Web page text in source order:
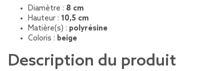
Diamètre : 8 cm
Hauteur : 10,5 cm
Matière(s) : polyrésine
Coloris : beige
Description du produit